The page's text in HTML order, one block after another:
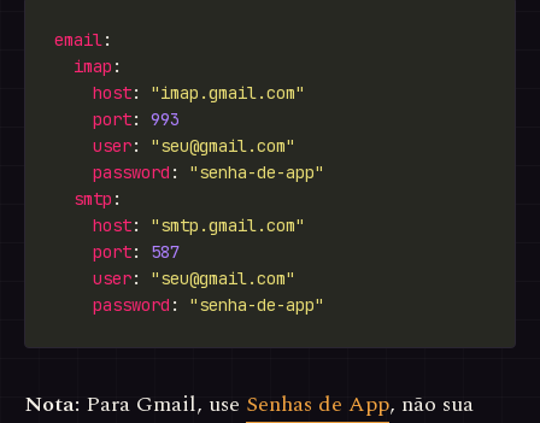
email
imap
host: "imap.gmail.com"
port: 993
user: "seu@gmail.com"
password : "senha-de-app"
smtp
host: "smtp.gmail.com"
port: 587
user: "seu@gmail.com"
password : "senha-de-app"
Nota: Para Gmail, use Senhas de App, não sua